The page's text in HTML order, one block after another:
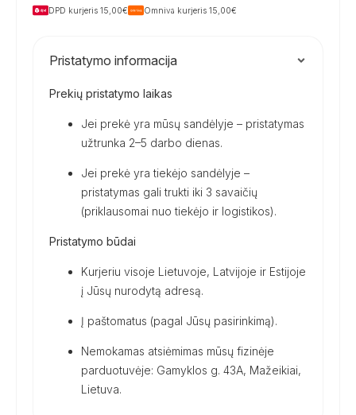
DPD kurjeris 15,00€ Omniva kurjeris 15,00€
Pristatymo informacija
Prekių pristatymo laikas
Jei prekė yra mūsų sandėlyje – pristatymas
užtrunka 2–5 darbo dienas.
Jei prekė yra tiekėjo sandėlyje –
pristatymas gali trukti iki 3 savaičių
(priklausomai nuo tiekėjo ir logistikos).
Pristatymo būdai
Kurjeriu visoje Lietuvoje, Latvijoje ir Estijoje
į Jūsų nurodytą adresą.
Į paštomatus (pagal Jūsų pasirinkimą).
Nemokamas atsiėmimas mūsų fizinėje
parduotuvėje: Gamyklos g. 43A, Mažeikiai,
Lietuva.